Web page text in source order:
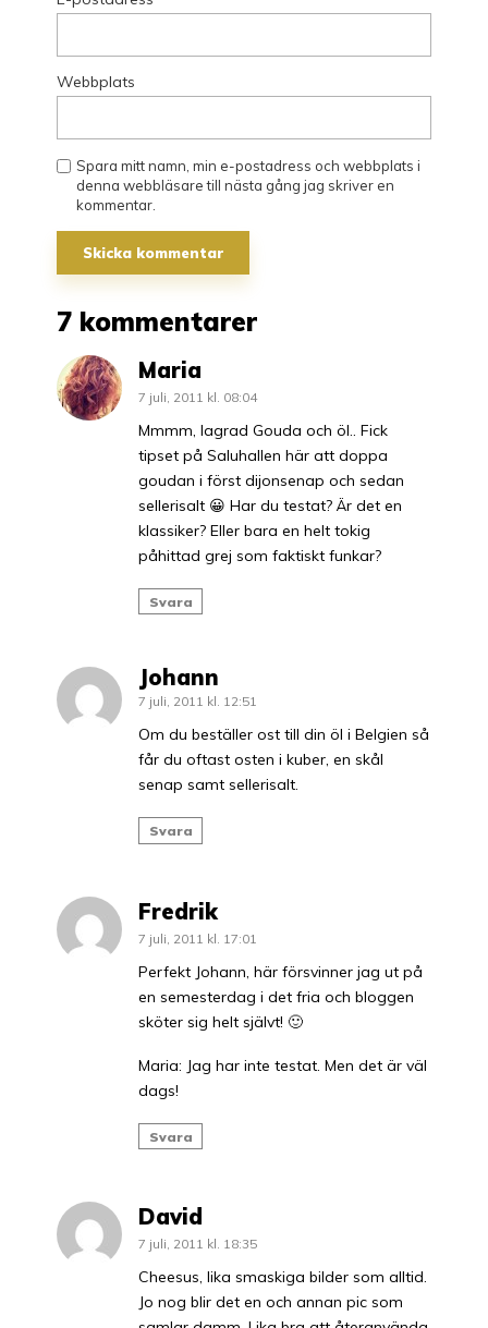
Webbplats
Spara mitt namn, min e-postadress och webbplats i
denna webbläsare till nästa gång jag skriver en
kommentar.
7 kommentarer
Maria
7 juli, 2011 kl. 08:04
Mmmm, lagrad Gouda och öl.. Fick
tipset på Saluhallen här att doppa
goudan i först dijonsenap och sedan
sellerisalt 😀 Har du testat? Är det en
klassiker? Eller bara en helt tokig
påhittad grej som faktiskt funkar?
Svara
Johann
7 juli, 2011 kl. 12:51
Om du beställer ost till din öl i Belgien så
får du oftast osten i kuber, en skål
senap samt sellerisalt.
Svara
Fredrik
7 juli, 2011 kl. 17:01
Perfekt Johann, här försvinner jag ut på
en semesterdag i det fria och bloggen
sköter sig helt självt! 🙂
Maria: Jag har inte testat. Men det är väl
dags!
Svara
David
7 juli, 2011 kl. 18:35
Cheesus, lika smaskiga bilder som alltid.
Jo nog blir det en och annan pic som